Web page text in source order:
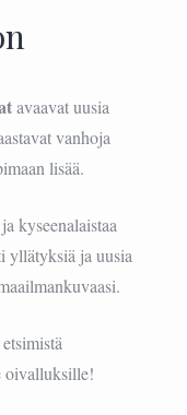
avaavat uusia
vanhoja
lisää.
ja kyseenalaistaa
yllätyksiä ja uusia
oivalluksille!